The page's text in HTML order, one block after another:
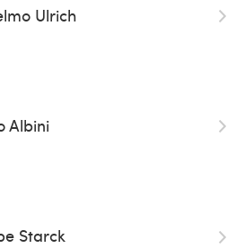
Ulrich
Albini
Starck